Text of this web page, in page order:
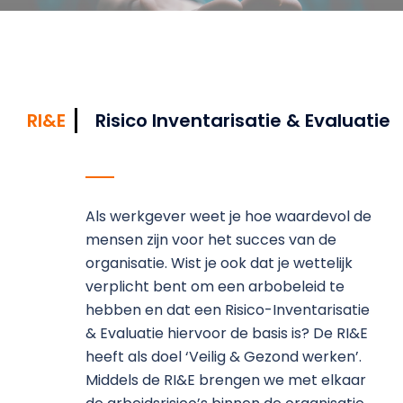
RI&E Risico Inventarisatie & Evaluatie
Als werkgever weet je hoe waardevol de
mensen zijn voor het succes van de
organisatie. Wist je ook dat je wettelijk
verplicht bent om een arbobeleid te
hebben en dat een Risico-Inventarisatie
& Evaluatie hiervoor de basis is? De RI&E
heeft als doel ‘Veilig & Gezond werken’.
Middels de RI&E brengen we met elkaar